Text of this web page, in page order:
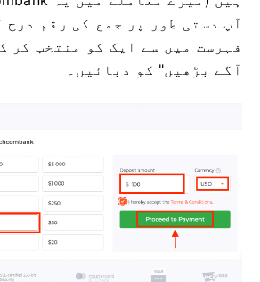
آپ دستی طور پر جمع کی رقم درج
فہرست میں سے ایک کو منتخب کر
آگے بڑھیں" کو دبائیں۔